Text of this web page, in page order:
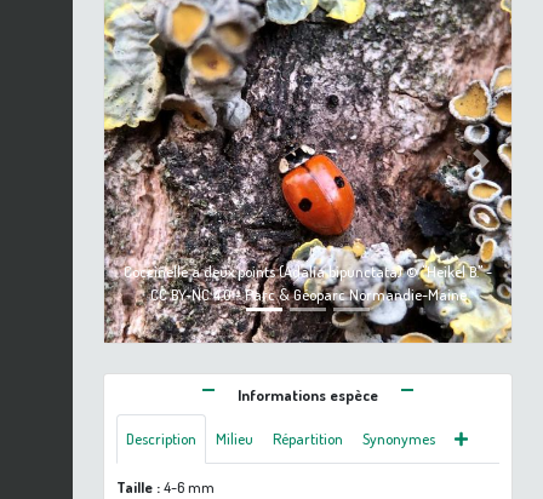
Coccinelle à deux points (Adalia bipunctata) © "Heikel B." -
CC BY-NC 4.0 - Parc & Géoparc Normandie-Maine
Previous Next
Informations espèce
Description Milieu Répartition Synonymes
Taille :4-6 mm